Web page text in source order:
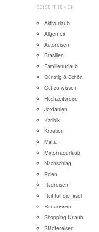
REISE THEMEN
Aktivurlaub
Allgemein
Autoreisen
Brasilien
Familienurlaub
Günstig & Schön
Gut zu wissen
Hochzeitsreise
Jordanien
Karibik
Kroatien
Malta
Motorradurlaub
Nachschlag
Polen
Radreisen
Reif für die Insel
Rundreisen
Shopping Urlaub
Städtereisen